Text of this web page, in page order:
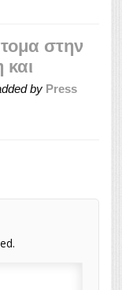
στην
και
by Press